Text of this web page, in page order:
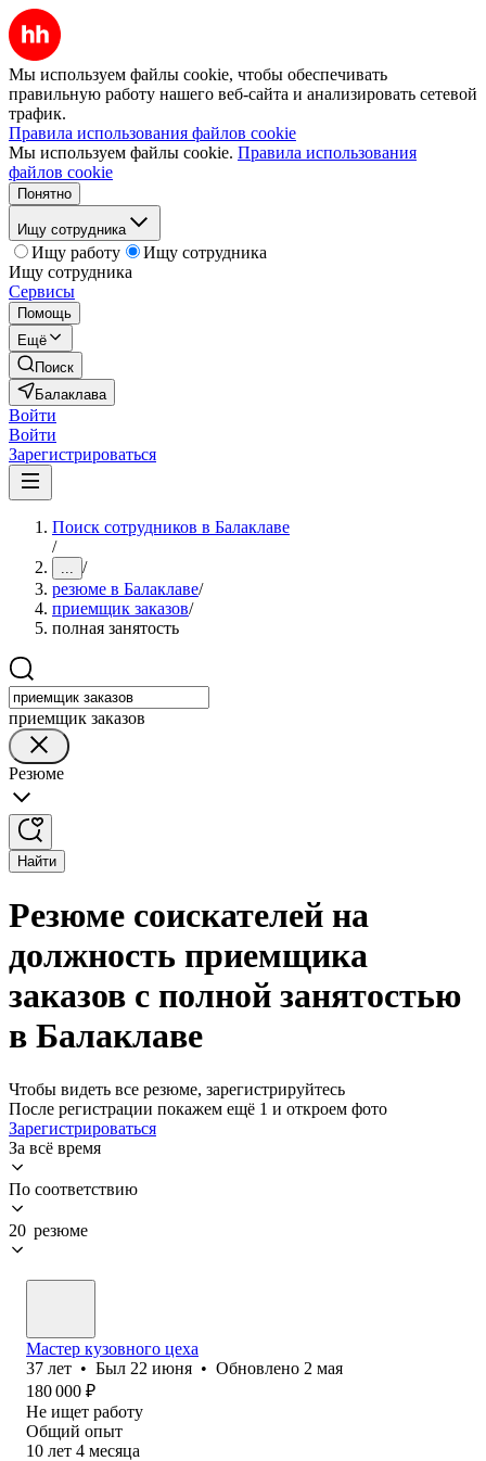
Мы используем файлы cookie, чтобы обеспечивать
правильную работу нашего веб-сайта и анализировать сетевой
трафик.
Правила использования файлов cookie
Мы используем файлы cookie. Правила использования
файлов cookie
Понятно
Ищу сотрудника
Ищу работу
Ищу сотрудника
Ищу сотрудника
Сервисы
Помощь
Ещё
Поиск
Балаклава
Войти
Войти
Зарегистрироваться
Поиск сотрудников в Балаклаве
/
... /
резюме в Балаклаве/
приемщик заказов/
полная занятость
приемщик заказов
Резюме
Найти
Резюме соискателей на
должность приемщика
заказов с полной занятостью
в Балаклаве
Чтобы видеть все резюме, зарегистрируйтесь
После регистрации покажем ещё 1 и откроем фото
Зарегистрироваться
За всё время
По соответствию
20 резюме
Мастер кузовного цеха
37 лет • Был 22 июня • Обновлено 2 мая
180 000 ₽
Не ищет работу
Общий опыт
10 лет 4 месяца